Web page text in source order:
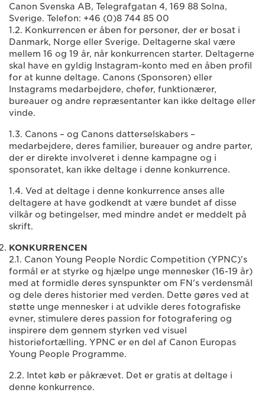
Canon Svenska AB, Telegrafgatan 4, 169 88 Solna,
Sverige. Telefon: +46 (0)8 744 85 00
1.2. Konkurrencen er åben for personer, der er bosat i
Danmark, Norge eller Sverige. Deltagerne skal være
mellem 16 og 19 år, når konkurrencen starter. Deltagerne
skal have en gyldig Instagram-konto med en åben profil
for at kunne deltage. Canons (Sponsoren) eller
Instagrams medarbejdere, chefer, funktionærer,
bureauer og andre repræsentanter kan ikke deltage eller
vinde.
1.3. Canons – og Canons datterselskabers –
medarbejdere, deres familier, bureauer og andre parter,
der er direkte involveret i denne kampagne og i
sponsoratet, kan ikke deltage i denne konkurrence.
1.4. Ved at deltage i denne konkurrence anses alle
deltagere at have godkendt at være bundet af disse
vilkår og betingelser, med mindre andet er meddelt på
skrift.
KONKURRENCEN
2.1. Canon Young People Nordic Competition (YPNC)'s
formål er at styrke og hjælpe unge mennesker (16-19 år)
med at formidle deres synspunkter om FN's verdensmål
og dele deres historier med verden. Dette gøres ved at
støtte unge mennesker i at udvikle deres fotografiske
evner, stimulere deres passion for fotografering og
inspirere dem gennem styrken ved visuel
historiefortælling. YPNC er en del af Canon Europas
Young People Programme.
2.2. Intet køb er påkrævet. Det er gratis at deltage i
denne konkurrence.